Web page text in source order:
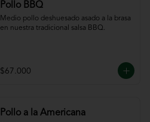
Pollo BBQ
Medio pollo deshuesado asado a la brasa
en nuestra tradicional salsa BBQ.
$67.000
Pollo a la Americana